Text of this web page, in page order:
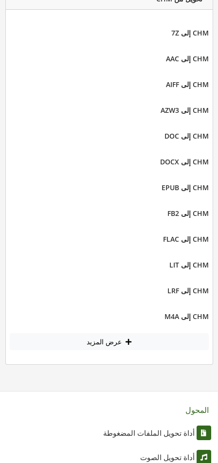
CHM إلى 7Z
CHM إلى AAC
CHM إلى AIFF
CHM إلى AZW3
CHM إلى DOC
CHM إلى DOCX
CHM إلى EPUB
CHM إلى FB2
CHM إلى FLAC
CHM إلى LIT
CHM إلى LRF
CHM إلى M4A
عرض المزيد
المحول
أداة تحويل الملفات المضغوطة
أداة تحويل الصوت